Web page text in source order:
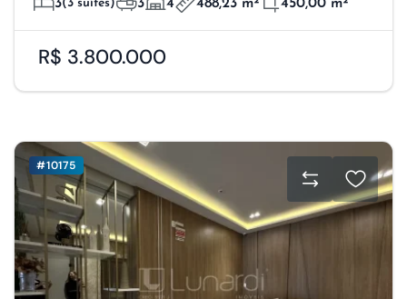
3(3 suítes) 3 4 488,23 m² 450,00 m²
R$ 3.800.000
#10175